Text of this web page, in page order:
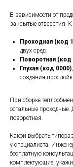
В зависимости от
закрытые отверстия.
Проходная (код
двух сред;
Поворотная (код
Глухая (код 0000)
создания
При сборке
остальные проходные.
поворотная.
Какой выбрать
у специалиста.
бесплатную
комплектующие,